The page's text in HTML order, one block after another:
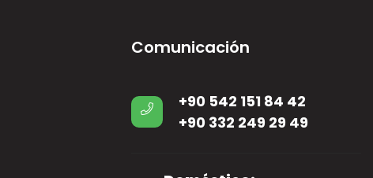
Comunicación
+90 542 151 84 42
+90 332 249 29 49